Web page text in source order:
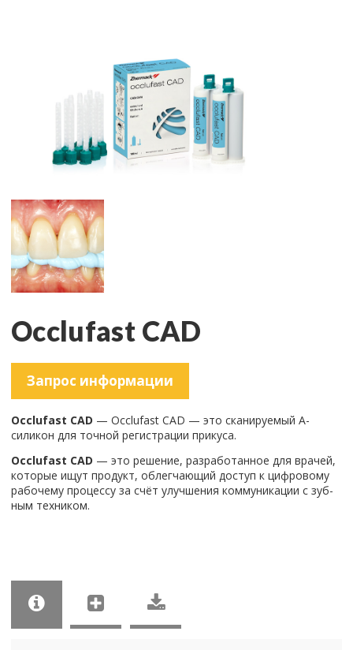
Occlufast CAD
За­прос ин­фор­ма­ции
Occlufast CAD — Occlufast CAD — это ска­ни­ру­е­мый А-​
силикон для точ­ной ре­ги­стра­ции при­ку­са.
Occlufast CAD — это ре­ше­ние, раз­ра­бо­тан­ное для вра­чей,
ко­то­рые ищут про­дукт, об­лег­ча­ю­щий до­ступ к циф­ро­во­му
ра­бо­че­му про­цес­су за счёт улуч­ше­ния ком­му­ни­ка­ции с зуб­
ным тех­ни­ком.